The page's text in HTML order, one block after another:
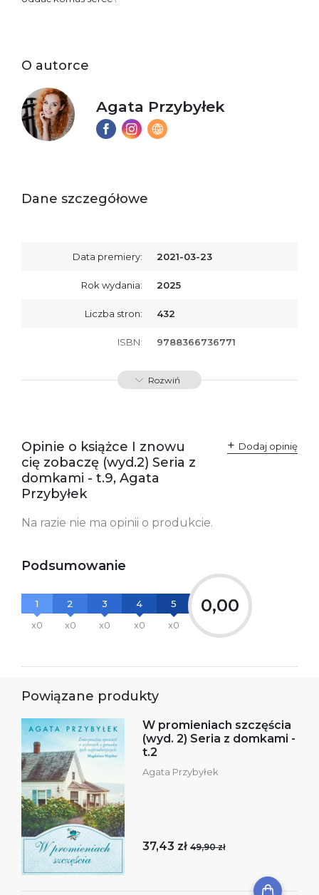
O autorce
Agata Przybyłek
Dane szczegółowe
Data premiery: 2021-03-23
Rok wydania: 2025
Liczba stron: 432
ISBN: 9788366736771
SKU: E800010
Polska
kontakt@wydajenamsie.pl
+48 61 623 38 38
Ostrzeżenia oraz
bezpieczeństwa:
Rozwiń
Opinie o książce I znowu
cię zobaczę (wyd.2) Seria z
domkami - t.9, Agata
Przybyłek
Dodaj opinię
Na razie nie ma opinii o produkcie.
Podsumowanie
1
x0
2
x0
3
x0
4
x0
5
x0
0,00
Powiązane produkty
W promieniach szczęścia
(wyd. 2) Seria z domkami -
t.2
Agata Przybyłek
37,43 zł 49,90 zł